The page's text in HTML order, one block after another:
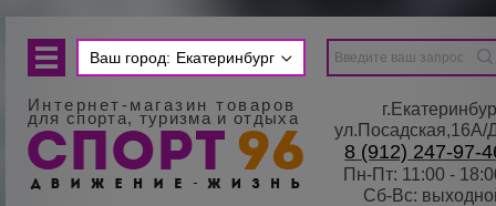
Ваш город: Екатеринбург
Интернет-магазин товаров
для спорта, туризма и отдыха
8 (912) 247-97-
Пн-Пт: 11:00 -
Сб-Вс: